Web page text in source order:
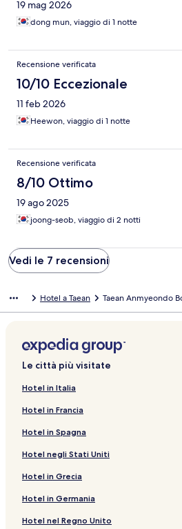
19 mag 2026
dong mun, viaggio di 1 notte
Recensione verificata
10/10 Eccezionale
11 feb 2026
Heewon, viaggio di 1 notte
Recensione verificata
8/10 Ottimo
19 ago 2025
joong-seob, viaggio di 2 notti
Vedi le 7 recensioni
Hotel a Taean Taean Anmyeondo
Le città più visitate
Hotel in Italia
Hotel in Francia
Hotel in Spagna
Hotel negli Stati Uniti
Hotel in Grecia
Hotel in Germania
Hotel nel Regno Unito